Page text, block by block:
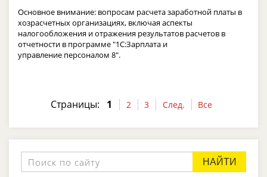
Основное внимание: вопросам расчета заработной платы в
хозрасчетных организациях, включая аспекты
налогообложения и отражения результатов расчетов в
отчетности в программе "1С:Зарплата и
управление персоналом 8".
Страницы: 1 2 3 След. Все
НАЙТИ